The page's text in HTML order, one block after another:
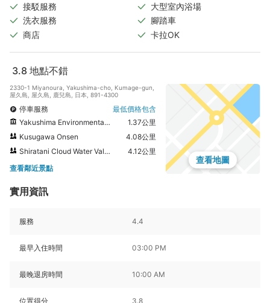
接駁服務
大型室內浴場
洗衣服務
腳踏車
商店
卡拉OK
3.8 地點不錯
2330-1 Miyanoura, Yakushima-cho, Kumage-gun,
屋久島, 屋久島, 鹿兒島, 日本, 891-4300
停車服務
最低價格包含
Yakushima Environmental Culture Village Center
1.37公里
Kusugawa Onsen
4.08公里
Shiratani Cloud Water Valley
4.12公里
查看鄰近景點
查看地圖
實用資訊
服務 4.4
最早入住時間 03:00 PM
最晚退房時間 10:00 AM
位置得分 3.8